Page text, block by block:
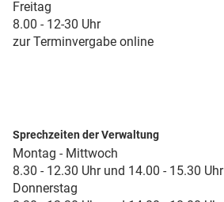
Freitag
8.00 - 12-30 Uhr
zur Terminvergabe online
Sprechzeiten der Verwaltung
Montag - Mittwoch
8.30 - 12.30 Uhr und 14.00 - 15.30 Uhr
Donnerstag